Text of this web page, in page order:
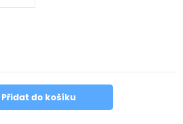
Přidat do košíku